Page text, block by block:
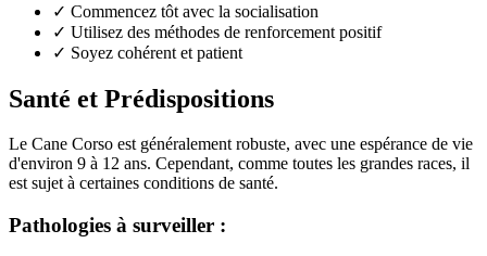
✓ Commencez tôt avec la socialisation
✓ Utilisez des méthodes de renforcement positif
✓ Soyez cohérent et patient
Santé et Prédispositions
Le Cane Corso est généralement robuste, avec une espérance de vie
d'environ 9 à 12 ans. Cependant, comme toutes les grandes races, il
est sujet à certaines conditions de santé.
Pathologies à surveiller :